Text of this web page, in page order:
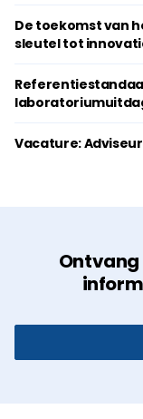
De toekomst van
sleutel tot
Vacature:
Ontvang